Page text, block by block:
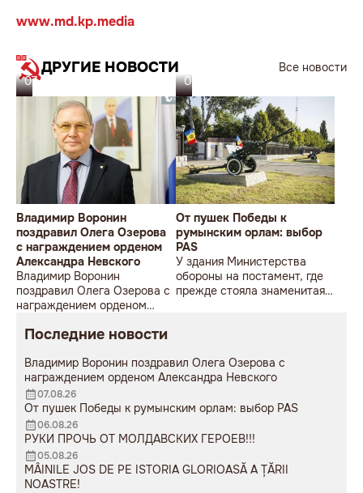
www.md.kp.media
ДРУГИЕ НОВОСТИ
Все новости
07.08.26
Владимир Воронин
поздравил Олега Озерова
с награждением орденом
Александра Невского
Владимир Воронин
поздравил Олега Озерова с
награждением орденом
06.08.26
От пушек Победы к
румынским орлам: выбор
PAS
У здания Министерства
обороны на постамент, где
прежде стояла знаменитая
Последние новости
Владимир Воронин поздравил Олега Озерова с
награждением орденом Александра Невского
07.08.26
От пушек Победы к румынским орлам: выбор PAS
06.08.26
РУКИ ПРОЧЬ ОТ МОЛДАВСКИХ ГЕРОЕВ!!!
05.08.26
MÂINILE JOS DE PE ISTORIA GLORIOASĂ A ȚĂRII
NOASTRE!